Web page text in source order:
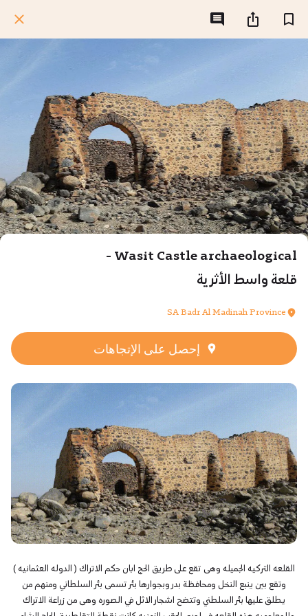
Wasit Castle archaeological -
قلعة واسط الأثرية
SA Badr Al Madinah Province
إحصل على الإتجاهات
القلعه التركيه الجميله وهى تقع على طريق الحج ابان حكم الاتراك ( الدوله العثمانيه )
وتقع بين ينبع النخل ومحافظة بدر وبجوارها بئر تسمى بئر السلطاني ومنهم من
يطلق عليها بئر السلطني وتتضح اشجار الاثل في الصوره وهى من زراعة الاتراك